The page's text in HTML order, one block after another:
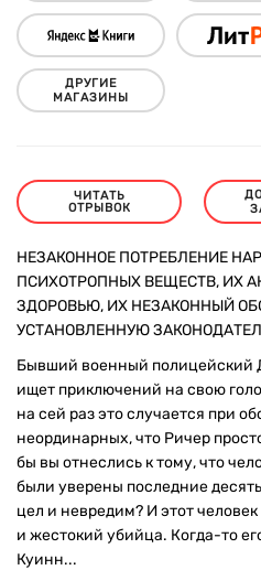
ДРУГИЕ
МАГАЗИНЫ
ЧИТАТЬ
ОТРЫВОК
НЕЗАКОННОЕ ПОТРЕБЛЕНИЕ
ПСИХОТРОПНЫХ ВЕЩЕСТВ, ИХ
ЗДОРОВЬЮ, ИХ НЕЗАКОННЫЙ
УСТАНОВЛЕННУЮ
Бывший военный полицейский
ищет приключений на свою
на сей раз это случается при
неординарных, что Ричер
бы вы отнеслись к тому, что
были уверены последние
цел и невредим? И этот
и жестокий убийца. Когда-то
Куинн...